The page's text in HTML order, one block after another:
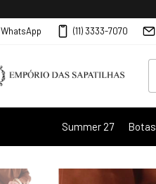
WhatsApp (11) 3333-7070
Summer 27 Botas